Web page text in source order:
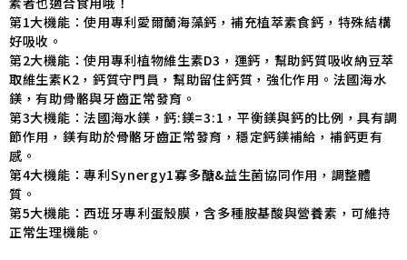
第1大機能：使用專利愛爾蘭海藻鈣，補充植萃素食鈣，特殊結構
好吸收。
第2大機能：使用專利植物維生素D3，運鈣，幫助鈣質吸收納豆萃
取維生素K2，鈣質守門員，幫助留住鈣質，強化作用。法國海水
鎂，有助骨骼與牙齒正常發育。
第3大機能：法國海水鎂，鈣:鎂=3:1，平衡鎂與鈣的比例，具有調
節作用，鎂有助於骨骼牙齒正常發育，穩定鈣鎂補給，補鈣更有
感。
第4大機能：專利Synergy1寡多醣&益生菌協同作用，調整體
質。
第5大機能：西班牙專利蛋殼膜，含多種胺基酸與營養素，可維持
正常生理機能。